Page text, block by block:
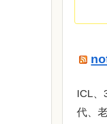
ICL
代、